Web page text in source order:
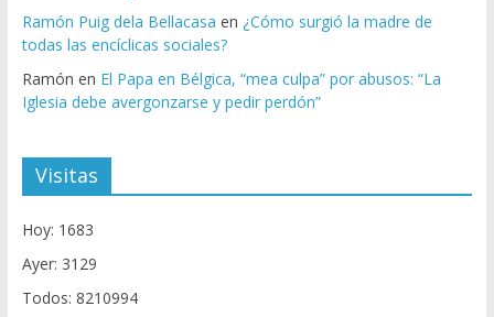
Ramón Puig dela Bellacasa en ¿Cómo surgió la madre de
todas las encíclicas sociales?
Ramón en El Papa en Bélgica, “mea culpa” por abusos: “La
Iglesia debe avergonzarse y pedir perdón”
Visitas
Hoy: 1683
Ayer: 3129
Todos: 8210994